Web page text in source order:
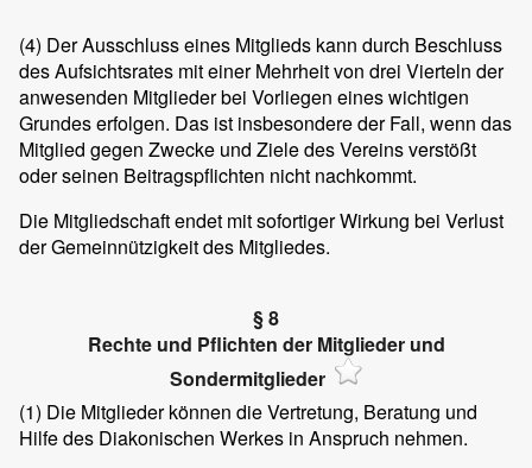
(4) Der Ausschluss eines Mitglieds kann durch Beschluss
des Aufsichtsrates mit einer Mehrheit von drei Vierteln der
anwesenden Mitglieder bei Vorliegen eines wichtigen
Grundes erfolgen. Das ist insbesondere der Fall, wenn das
Mitglied gegen Zwecke und Ziele des Vereins verstößt
oder seinen Beitragspflichten nicht nachkommt.
Die Mitgliedschaft endet mit sofortiger Wirkung bei Verlust
der Gemeinnützigkeit des Mitgliedes.
§ 8
Rechte und Pflichten der Mitglieder und
Sondermitglieder
(1) Die Mitglieder können die Vertretung, Beratung und
Hilfe des Diakonischen Werkes in Anspruch nehmen.